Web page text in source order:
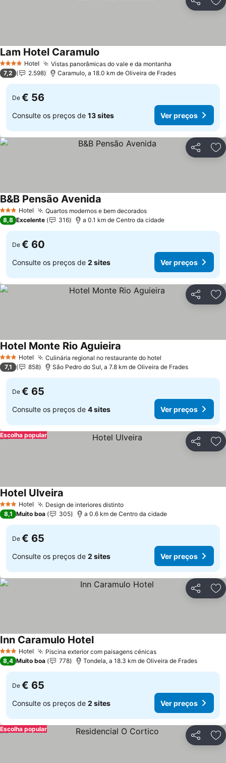
Partilhar
4 EstrelasHotel Vistas panorâmicas do vale e da montanha
Lam Hotel Caramulo
7,2 2.598 Caramulo, a 18.0 km de Oliveira de Frades
De € 56
Consulte os preços de 13 sites Ver preços
Partilhar
3 EstrelasHotel Quartos modernos e bem decoradosVer preços
B&B Pensão Avenida
8,8 Excelente 316 a 0.1 km de Centro da cidade
De € 60
Consulte os preços de 2 sites Ver preços
Partilhar
3 EstrelasHotel Culinária regional no restaurante do hotel
Hotel Monte Rio Aguieira
7,1 858 São Pedro do Sul, a 7.8 km de Oliveira de Frades
De € 65
Consulte os preços de 4 sites Ver preços
Partilhar
Escolha popular
3 EstrelasHotel Design de interiores distintoVer preços
Hotel Ulveira
8,1 Muito boa 305 a 0.6 km de Centro da cidade
De € 65
Consulte os preços de 2 sites Ver preços
Partilhar
3 EstrelasHotel Piscina exterior com paisagens cénicasVer preços
Inn Caramulo HotelVer preços
8,4 Muito boa 778 Tondela, a 18.3 km de Oliveira de Frades
De € 65
Consulte os preços de 2 sites Ver preços
Partilhar
Escolha popular